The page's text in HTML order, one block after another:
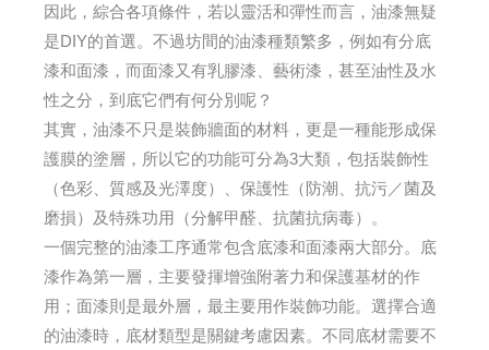
因此，綜合各項條件，若以靈活和彈性而言，油漆無疑
是DIY的首選。不過坊間的油漆種類繁多，例如有分底
漆和面漆，而面漆又有乳膠漆、藝術漆，甚至油性及水
性之分，到底它們有何分別呢？
其實，油漆不只是裝飾牆面的材料，更是一種能形成保
護膜的塗層，所以它的功能可分為3大類，包括裝飾性
（色彩、質感及光澤度）、保護性（防潮、抗污／菌及
磨損）及特殊功用（分解甲醛、抗菌抗病毒）。
一個完整的油漆工序通常包含底漆和面漆兩大部分。底
漆作為第一層，主要發揮增強附著力和保護基材的作
用；面漆則是最外層，最主要用作裝飾功能。選擇合適
的油漆時，底材類型是關鍵考慮因素。不同底材需要不